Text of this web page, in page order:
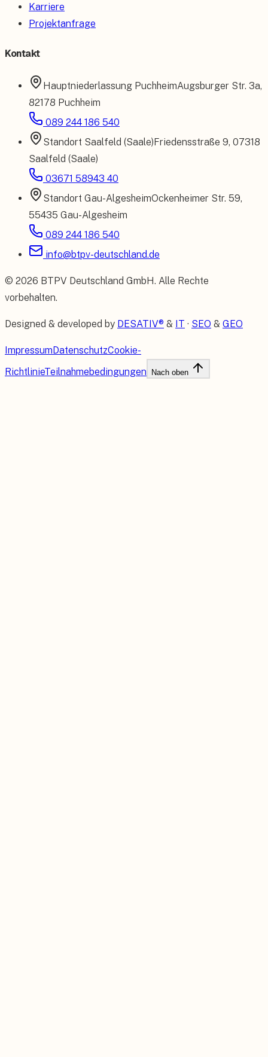
Karriere
Projektanfrage
Kontakt
Hauptniederlassung PuchheimAugsburger Str. 3a,
82178 Puchheim
089 244 186 540
Standort Saalfeld (Saale)Friedensstraße 9, 07318
Saalfeld (Saale)
03671 58943 40
Standort Gau-AlgesheimOckenheimer Str. 59,
55435 Gau-Algesheim
089 244 186 540
info@btpv-deutschland.de
© 2026 BTPV Deutschland GmbH. Alle Rechte
vorbehalten.
Designed & developed by DESATIV® & IT · SEO & GEO
ImpressumDatenschutzCookie-
RichtlinieTeilnahmebedingungen Nach oben